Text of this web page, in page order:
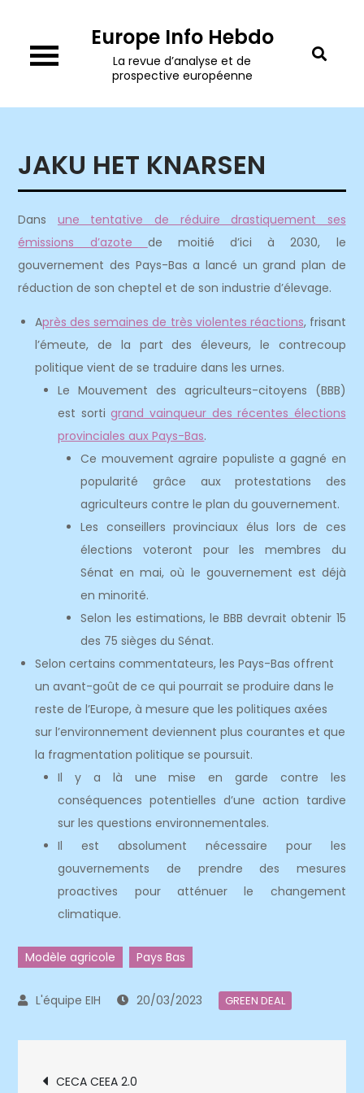
content
Europe Info Hebdo
La revue d’analyse et de
prospective européenne
JAKU HET KNARSEN
Dans une tentative de réduire drastiquement ses
émissions d’azote de moitié d’ici à 2030, le
gouvernement des Pays-Bas a lancé un grand plan de
réduction de son cheptel et de son industrie d’élevage.
Après des semaines de très violentes réactions, frisant
l’émeute, de la part des éleveurs, le contrecoup
politique vient de se traduire dans les urnes.
Le Mouvement des agriculteurs-citoyens (BBB)
est sortigrand vainqueur des récentes élections
provinciales aux Pays-Bas.
Ce mouvement agraire populiste a gagné en
popularité grâce aux protestations des
agriculteurs contre le plan du gouvernement.
Les conseillers provinciaux élus lors de ces
élections voteront pour les membres du
Sénat en mai, où le gouvernement est déjà
en minorité.
Selon les estimations, le BBB devrait obtenir 15
des 75 sièges du Sénat.
Selon certains commentateurs, les Pays-Bas offrent
un avant-goût de ce qui pourrait se produire dans le
reste de l’Europe, à mesure que les politiques axées
sur l’environnement deviennent plus courantes et que
la fragmentation politique se poursuit.
Il y a là une mise en garde contre les
conséquences potentielles d’une action tardive
sur les questions environnementales.
Il est absolument nécessaire pour les
gouvernements de prendre des mesures
proactives pour atténuer le changement
climatique.
Modèle agricole Pays Bas
20/03/2023 GREEN DEAL
Navigation
CECA CEEA 2.0